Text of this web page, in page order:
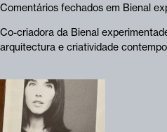
Comentários fechados em Bienal
Co-criadora da Bienal
arquitectura e criatividade